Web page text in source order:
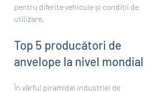
pentru diferite vehicule și condiții de
utilizare.
Top 5 producători de
anvelope la nivel mondial
În vârful piramidei industriei de